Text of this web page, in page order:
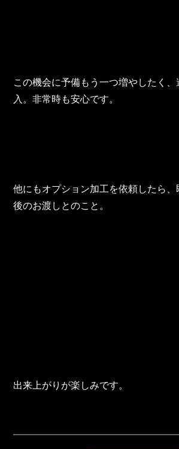
この機会に予備もう一つ増やしたく
入。非常時も安心です。
他にもオプション加工を依頼したら、
後のお渡しとのこと。
出来上がりが楽しみです。